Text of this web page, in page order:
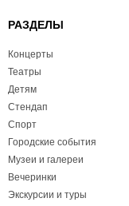
РАЗДЕЛЫ
Концерты
Театры
Детям
Стендап
Спорт
Городские события
Музеи и галереи
Вечеринки
Экскурсии и туры